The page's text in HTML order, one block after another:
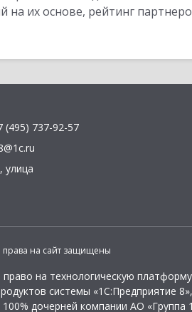
их основе, рейтинг
(495) 737-92-57
, улица
права на сайт защищены
на технологическую платформу
системы «1С:Предприятие 8»,
дочерней компании АО «Группа